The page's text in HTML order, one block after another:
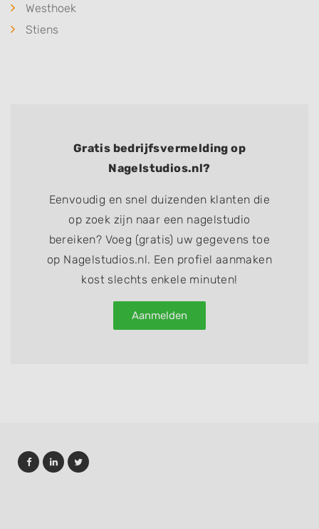
Westhoek
Stiens
Gratis bedrijfsvermelding op
Nagelstudios.nl?
Eenvoudig en snel duizenden klanten die
op zoek zijn naar een nagelstudio
bereiken? Voeg (gratis) uw gegevens toe
op Nagelstudios.nl. Een profiel aanmaken
kost slechts enkele minuten!
Aanmelden